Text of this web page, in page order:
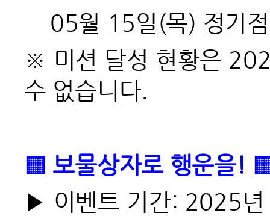
05월 15일(목) 정기
※ 미션 달성 현황은
수 없습니다.
▒ 보물상자로 행운을!
▶ 이벤트 기간: 2025